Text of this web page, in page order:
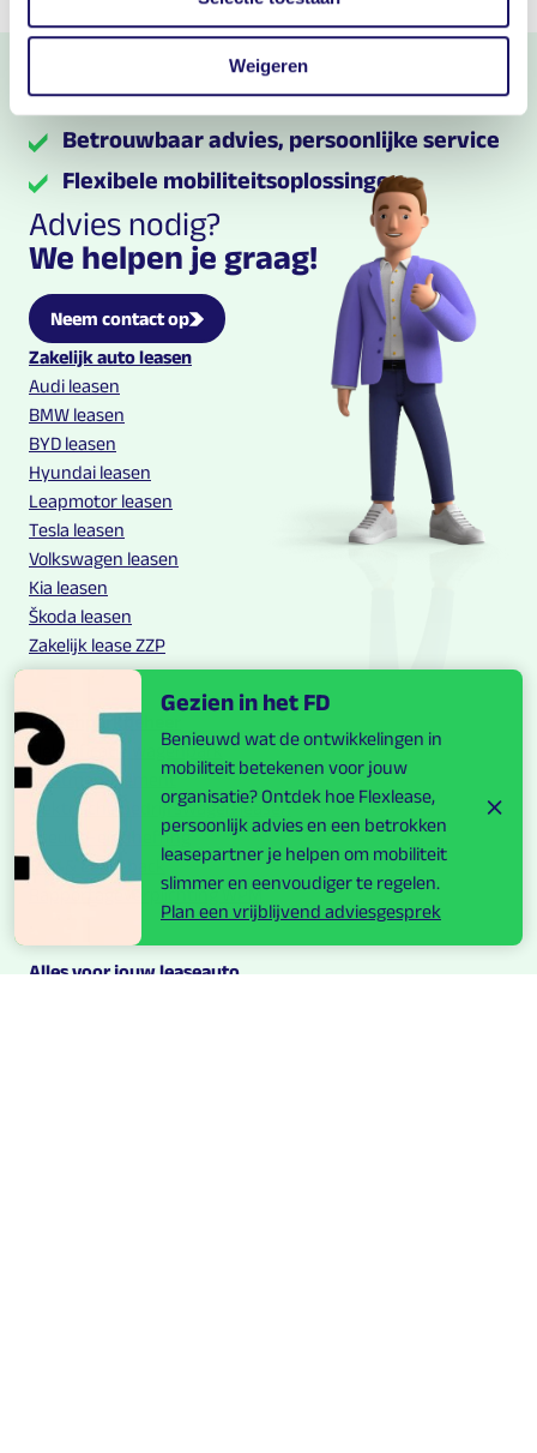
Weigeren
Mobiliteitzonder zorgen
Grip op je wagenpark
Betrouwbaar advies, persoonlijke service
Flexibele mobiliteitsoplossingen
Advies nodig?
We helpen je graag!
Neem contact op
Multilease links en contact informatie
Zakelijk auto leasen
Audi leasen
BMW leasen
BYD leasen
Hyundai leasen
Leapmotor leasen
Tesla leasen
Volkswagen leasen
Kia leasen
Škoda leasen
Zakelijk lease ZZP
Wagenparkbeheer
Elektrificatie wagenpark
Fleetmanagement
Elektrische bedrijfswagen leasen
Pseudo-eindheffing
Sale & Leaseback
Rapportageverplichting WPM
Alles voor jouw leaseauto
Gezien in het FD
Benieuwd wat de ontwikkelingen in
mobiliteit betekenen voor jouw
organisatie? Ontdek hoe Flexlease,
persoonlijk advies en een betrokken
leasepartner je helpen om mobiliteit
slimmer en eenvoudiger te regelen.
Plan een vrijblijvend adviesgesprek